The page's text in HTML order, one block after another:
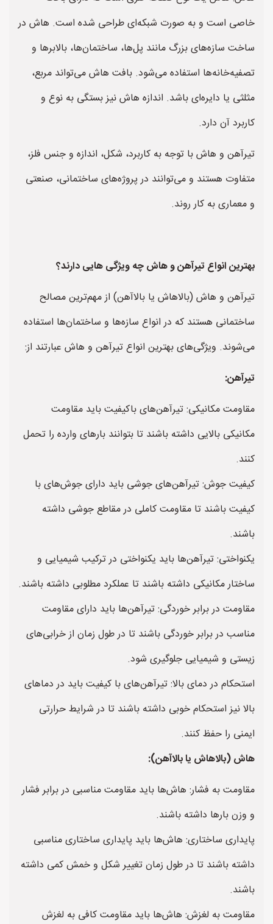
خاصی است و به صورت شبکه‌ای طراحی شده است. هاش در
ساخت سازه‌های بزرگ مانند پل‌ها، ساختمان‌ها، بالابرها و
تصفیه‌خانه‌ها استفاده می‌شود. بافت هاش می‌تواند مربع،
مثلثی یا دایره‌ای باشد. اندازه هاش نیز بستگی به نوع و
کاربرد آن دارد.
تیرآهن و هاش با توجه به کاربرد، شکل، اندازه و جنس فلز،
متفاوت هستند و می‌توانند در پروژه‌های ساختمانی، صنعتی
و معماری به کار روند.
بهترین انواع تیرآهن و هاش چه ویژگی هایی دارند؟
تیرآهن و هاش (بالاهاش یا بالاآهن) از مهم‌ترین مصالح
ساختمانی هستند که در انواع سازه‌ها و ساختمان‌ها استفاده
می‌شوند. ویژگی‌های بهترین انواع تیرآهن و هاش عبارتند از:
تیرآهن:
مقاومت مکانیکی: تیرآهن‌های باکیفیت باید مقاومت
مکانیکی بالایی داشته باشند تا بتوانند بارهای وارده را تحمل
کنند.
کیفیت جوش: تیرآهن‌های جوشی باید دارای جوش‌های با
کیفیت باشند تا مقاومت کاملی در مقاطع جوشی داشته
باشند.
یکنواختی: تیرآهن‌ها باید یکنواختی در ترکیب شیمیایی و
ساختار مکانیکی داشته باشند تا عملکرد مطلوبی داشته باشند.
مقاومت در برابر خوردگی: تیرآهن‌ها باید دارای مقاومت
مناسب در برابر خوردگی باشند تا در طول زمان از خرابی‌های
زیستی و شیمیایی جلوگیری شود.
استحکام در دمای بالا: تیرآهن‌های با کیفیت باید در دماهای
بالا نیز استحکام خوبی داشته باشند تا در شرایط حرارتی
ایمنی را حفظ کنند.
هاش (بالاهاش یا بالاآهن):
مقاومت به فشار: هاش‌ها باید مقاومت مناسبی در برابر فشار
و وزن بارها داشته باشند.
پایداری ساختاری: هاش‌ها باید پایداری ساختاری مناسبی
داشته باشند تا در طول زمان تغییر شکل و خمش کمی داشته
باشند.
مقاومت به لغزش: هاش‌ها باید مقاومت کافی به لغزش